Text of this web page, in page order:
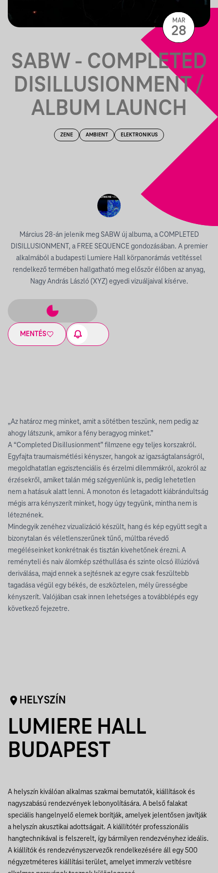
SABW - COMPLETED
DISILLUSIONMENT /
ALBUM LAUNCH
ZENE AMBIENT ELEKTRONIKUS
Március 28-án jelenik meg SABW új albuma, a COMPLETED
DISILLUSIONMENT, a FREE SEQUENCE gondozásában. A premier
alkalmából a budapesti Lumiere Hall körpanorámás vetítéssel
rendelkező termében hallgatható meg először élőben az anyag,
Nagy András László (XYZ) egyedi vizuáljaival kísérve.
MENTÉS
MAR
28
„Az határoz meg minket, amit a sötétben teszünk, nem pedig az
ahogy látszunk, amikor a fény beragyog minket.”
A “Completed Disillusionment” filmzene egy teljes korszakról.
Egyfajta traumaismétlési kényszer, hangok az igazságtalanságról,
megoldhatatlan egzisztenciális és érzelmi dilemmákról, azokról az
érzésekről, amiket talán még szégyenlünk is, pedig lehetetlen
nem a hatásuk alatt lenni. A monoton és letagadott kiábrándultság
mégis arra kényszerít minket, hogy úgy tegyünk, mintha nem is
léteznének.
Mindegyik zenéhez vizualizáció készült, hang és kép együtt segít a
bizonytalan és véletlenszerűnek tűnő, múltba révedő
megéléseinket konkrétnak és tisztán kivehetőnek érezni. A
reményteli és naiv álomkép széthullása és szinte olcsó illúzióvá
deriválása, majd ennek a sejtésnek az egyre csak feszültebb
tagadása végül egy békés, de eszköztelen, mély ürességbe
kényszerít. Valójában csak innen lehetséges a továbblépés egy
következő fejezetre.
HELYSZÍN
LUMIERE HALL
BUDAPEST
A helyszín kiválóan alkalmas szakmai bemutatók, kiállítások és
nagyszabású rendezvények lebonyolítására. A belső falakat
speciális hangelnyelő elemek borítják, amelyek jelentősen javítják
a helyszín akusztikai adottságait. A kiállítótér professzionális
hangtechnikával is felszerelt, így bármilyen rendezvényhez ideális.
A kiállítók és rendezvényszervezők rendelkezésére áll egy 500
négyzetméteres kiállítási terület, amelyet immerzív vetítésre